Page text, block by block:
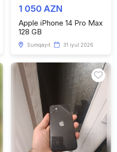
1 050 AZN
Apple iPhone 14 Pro Max
128 GB
Sumqayıt 31 iyul 2026